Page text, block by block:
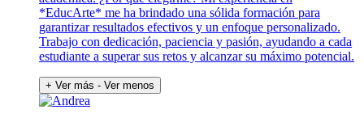
*EducArte* me ha brindado una sólida formación para
garantizar resultados efectivos y un enfoque personalizado.
Trabajo con dedicación, paciencia y pasión, ayudando a cada
estudiante a superar sus retos y alcanzar su máximo potencial.
+ Ver más - Ver menos